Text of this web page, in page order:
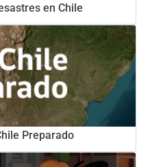
en Chile
Preparado